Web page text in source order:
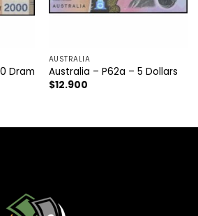
Dram
AUSTRALIA
Australia – P62a – 5 Dollars
$12.900